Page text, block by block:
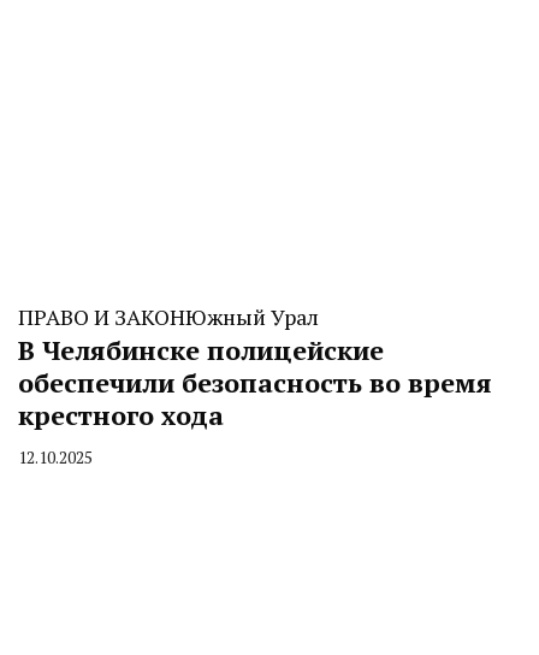
ПРАВО И ЗАКОНЮжный Урал
В Челябинске полицейские
обеспечили безопасность во время
крестного хода
By
12.10.2025